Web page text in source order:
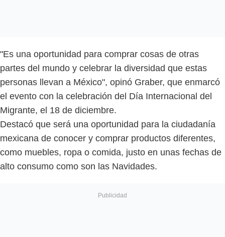
"Es una oportunidad para comprar cosas de otras
partes del mundo y celebrar la diversidad que estas
personas llevan a México", opinó Graber, que enmarcó
el evento con la celebración del Día Internacional del
Migrante, el 18 de diciembre.
Destacó que será una oportunidad para la ciudadanía
mexicana de conocer y comprar productos diferentes,
como muebles, ropa o comida, justo en unas fechas de
alto consumo como son las Navidades.